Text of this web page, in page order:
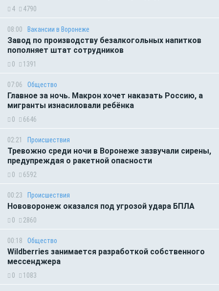
4 4790
08:00 Вакансии в Воронеже
Завод по производству безалкогольных напитков
пополняет штат сотрудников
0 1391
07:06 Общество
Главное за ночь. Макрон хочет наказать Россию, а
мигранты изнасиловали ребёнка
0 6646
02:21 Происшествия
Тревожно среди ночи в Воронеже зазвучали сирены,
предупреждая о ракетной опасности
0 6592
00:23 Происшествия
Нововоронеж оказался под угрозой удара БПЛА
0 2860
00:18 Общество
Wildberries занимается разработкой собственного
мессенджера
0 1083